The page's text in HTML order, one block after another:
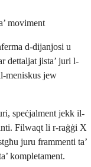
moviment
d-dijanjosi u
dettaljat jista’ juri l-
meniskus jew
speċjalment jekk il-
Filwaqt li r-raġġi X
juru frammenti ta’
kompletament.